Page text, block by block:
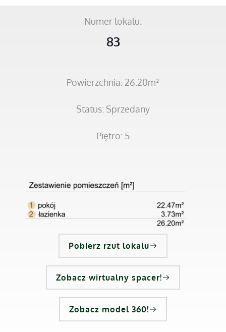
Numer lokalu:
83
Powierzchnia: 26.20m²
Status: Sprzedany
Piętro: 5
Pobierz rzut lokalu
Zobacz wirtualny spacer!
Zobacz model 360!